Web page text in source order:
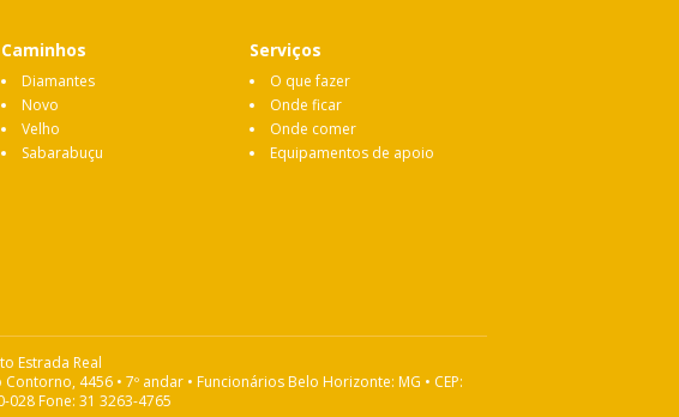
Caminhos
Diamantes
Novo
Velho
Sabarabuçu
Serviços
O que fazer
Onde ficar
Onde comer
Equipamentos de apoio
Estrada Real
Contorno, 4456 • 7º andar • Funcionários Belo Horizonte: MG • CEP:
028 Fone: 31 3263-4765